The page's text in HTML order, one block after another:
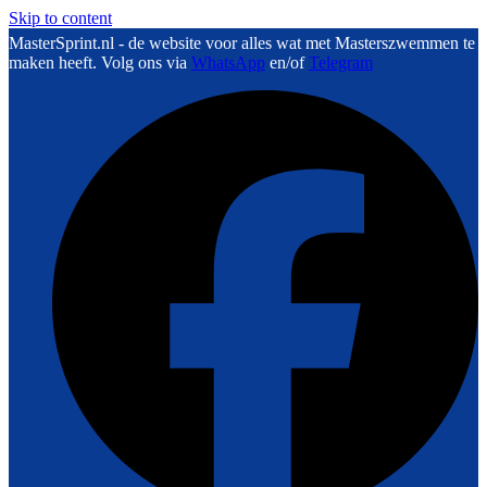
Skip to content
MasterSprint.nl - de website voor alles wat met Masterszwemmen te
maken heeft. Volg ons via WhatsApp en/ofTelegram